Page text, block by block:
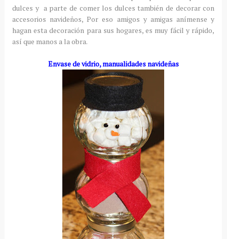
dulces y a parte de comer los dulces también de decorar con
accesorios navideños, Por eso amigos y amigas anímense y
hagan esta decoración para sus hogares, es muy fácil y rápido,
así que manos a la obra.
Envase de vidrio, manualidades navideñas